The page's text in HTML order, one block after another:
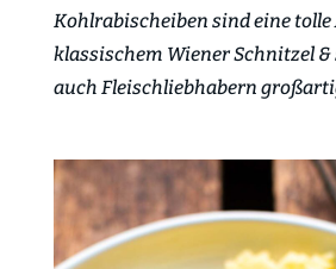
Kohlrabischeiben sind eine
klassischem Wiener Schnitzel &
auch Fleischliebhabern